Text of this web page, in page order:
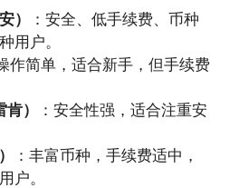
）
：安全、低手续费、币种
用户。
作简单，适合新手，但手续费
）
：安全性强，适合注重安
：丰富币种，手续费适中，
户。